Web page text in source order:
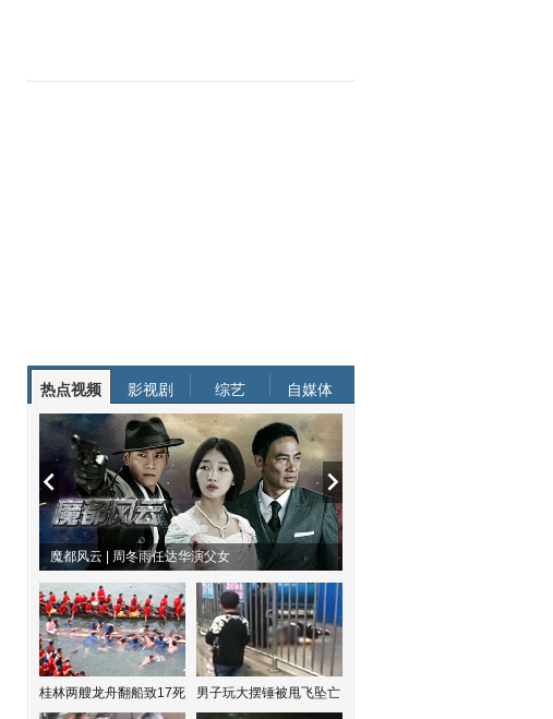
热点视频 影视剧 综艺 自媒体
魔都风云 | 周冬雨任达华演父女
桂林两艘龙舟翻船致17死 男子玩大摆锤被甩飞坠亡